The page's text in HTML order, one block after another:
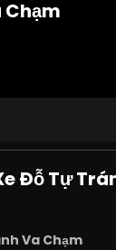
Chạm
Đỗ Tự
Va Chạm